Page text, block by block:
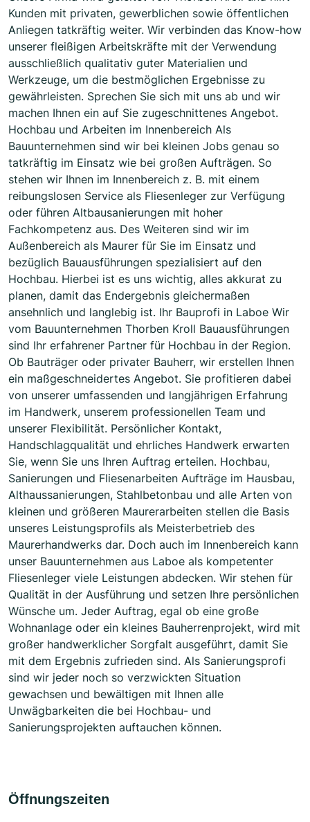
Kunden mit privaten, gewerblichen sowie öffentlichen
Anliegen tatkräftig weiter. Wir verbinden das Know-how
unserer fleißigen Arbeitskräfte mit der Verwendung
ausschließlich qualitativ guter Materialien und
Werkzeuge, um die bestmöglichen Ergebnisse zu
gewährleisten. Sprechen Sie sich mit uns ab und wir
machen Ihnen ein auf Sie zugeschnittenes Angebot.
Hochbau und Arbeiten im Innenbereich Als
Bauunternehmen sind wir bei kleinen Jobs genau so
tatkräftig im Einsatz wie bei großen Aufträgen. So
stehen wir Ihnen im Innenbereich z. B. mit einem
reibungslosen Service als Fliesenleger zur Verfügung
oder führen Altbausanierungen mit hoher
Fachkompetenz aus. Des Weiteren sind wir im
Außenbereich als Maurer für Sie im Einsatz und
bezüglich Bauausführungen spezialisiert auf den
Hochbau. Hierbei ist es uns wichtig, alles akkurat zu
planen, damit das Endergebnis gleichermaßen
ansehnlich und langlebig ist. Ihr Bauprofi in Laboe Wir
vom Bauunternehmen Thorben Kroll Bauausführungen
sind Ihr erfahrener Partner für Hochbau in der Region.
Ob Bauträger oder privater Bauherr, wir erstellen Ihnen
ein maßgeschneidertes Angebot. Sie profitieren dabei
von unserer umfassenden und langjährigen Erfahrung
im Handwerk, unserem professionellen Team und
unserer Flexibilität. Persönlicher Kontakt,
Handschlagqualität und ehrliches Handwerk erwarten
Sie, wenn Sie uns Ihren Auftrag erteilen. Hochbau,
Sanierungen und Fliesenarbeiten Aufträge im Hausbau,
Althaussanierungen, Stahlbetonbau und alle Arten von
kleinen und größeren Maurerarbeiten stellen die Basis
unseres Leistungsprofils als Meisterbetrieb des
Maurerhandwerks dar. Doch auch im Innenbereich kann
unser Bauunternehmen aus Laboe als kompetenter
Fliesenleger viele Leistungen abdecken. Wir stehen für
Qualität in der Ausführung und setzen Ihre persönlichen
Wünsche um. Jeder Auftrag, egal ob eine große
Wohnanlage oder ein kleines Bauherrenprojekt, wird mit
großer handwerklicher Sorgfalt ausgeführt, damit Sie
mit dem Ergebnis zufrieden sind. Als Sanierungsprofi
sind wir jeder noch so verzwickten Situation
gewachsen und bewältigen mit Ihnen alle
Unwägbarkeiten die bei Hochbau- und
Sanierungsprojekten auftauchen können.
Öffnungszeiten